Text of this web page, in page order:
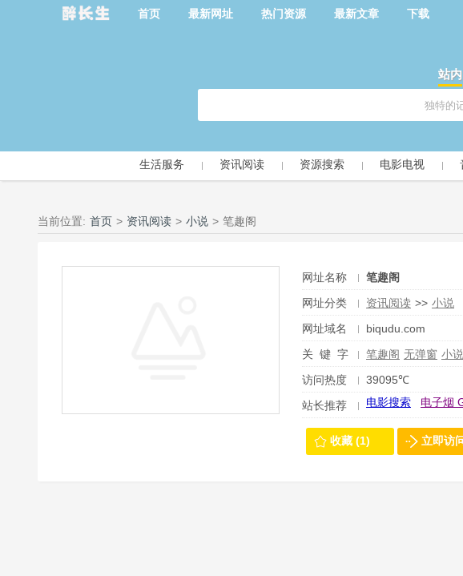
首页 最新网址 热门资源 最新文章 下载
站内
生活服务 资讯阅读 资源搜索 电影电视
当前位置: 首页 > 资讯阅读 > 小说 > 笔趣阁
网址名称
笔趣阁
网址分类
资讯阅读 >> 小说
网址域名
biqudu.com
关 键 字
笔趣阁 无弹窗 小
访问热度
39095℃
站长推荐
电影搜索 电子烟
收藏 (1) 立即访